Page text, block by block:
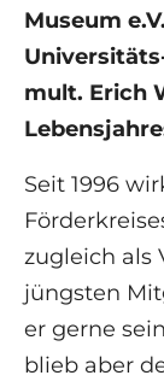
Museum
mult. Erich
Seit 1996
zugleich als
jüngsten
er gerne
blieb aber